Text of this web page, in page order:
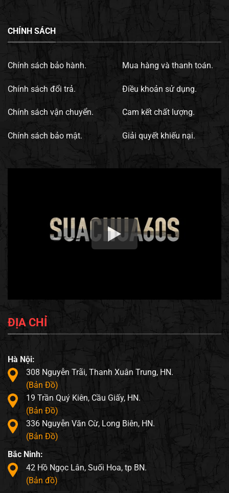
CHÍNH SÁCH
Chính sách bảo hành.
Chính sách đổi trả.
Chính sách vận chuyển.
Chính sách bảo mật.
Mua hàng và thanh toán.
Điều khoản sử dụng.
Cam kết chất lượng.
Giải quyết khiếu nại.
ĐỊA CHỈ
Hà Nội:
308 Nguyễn Trãi, Thanh Xuân Trung, HN.
(Bản Đồ)
19 Trần Quý Kiên, Cầu Giấy, HN.
(Bản Đồ)
336 Nguyễn Văn Cừ, Long Biên, HN.
(Bản Đồ)
Bắc Ninh:
42 Hồ Ngọc Lân, Suối Hoa, tp BN.
(Bản đồ)